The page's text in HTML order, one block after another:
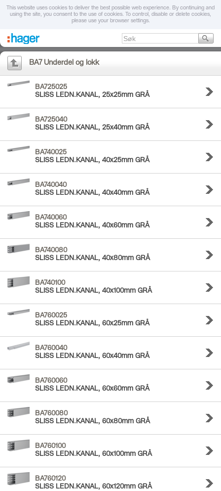
This website uses cookies to deliver the best possible web experience. By continuing and
using the site, you consent to the use of cookies. To control, disable or delete cookies,
please use your browser settings.
BA7 Underdel og lokk
BA725025
SLISS LEDN.KANAL, 25x25mm GRÅ
BA725040
SLISS LEDN.KANAL, 25x40mm GRÅ
BA740025
SLISS LEDN.KANAL, 40x25mm GRÅ
BA740040
SLISS LEDN.KANAL, 40x40mm GRÅ
BA740060
SLISS LEDN.KANAL, 40x60mm GRÅ
BA740080
SLISS LEDN.KANAL, 40x80mm GRÅ
BA740100
SLISS LEDN.KANAL, 40x100mm GRÅ
BA760025
SLISS LEDN.KANAL, 60x25mm GRÅ
BA760040
SLISS LEDN.KANAL, 60x40mm GRÅ
BA760060
SLISS LEDN.KANAL, 60x60mm GRÅ
BA760080
SLISS LEDN.KANAL, 60x80mm GRÅ
BA760100
SLISS LEDN.KANAL, 60x100mm GRÅ
BA760120
SLISS LEDN.KANAL, 60x120mm GRÅ